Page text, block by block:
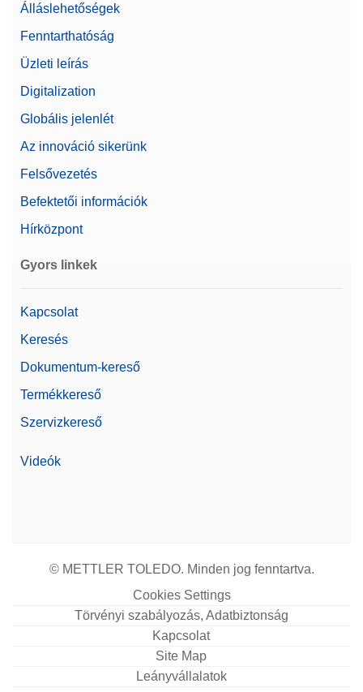
Álláslehetőségek
Fenntarthatóság
Üzleti leírás
Digitalization
Globális jelenlét
Az innováció sikerünk
Felsővezetés
Befektetői információk
Hírközpont
Gyors linkek
Kapcsolat
Keresés
Dokumentum-kereső
Termékkereső
Szervizkereső
Videók
© METTLER TOLEDO. Minden jog fenntartva.
Cookies Settings
Törvényi szabályozás, Adatbiztonság
Kapcsolat
Site Map
Leányvállalatok